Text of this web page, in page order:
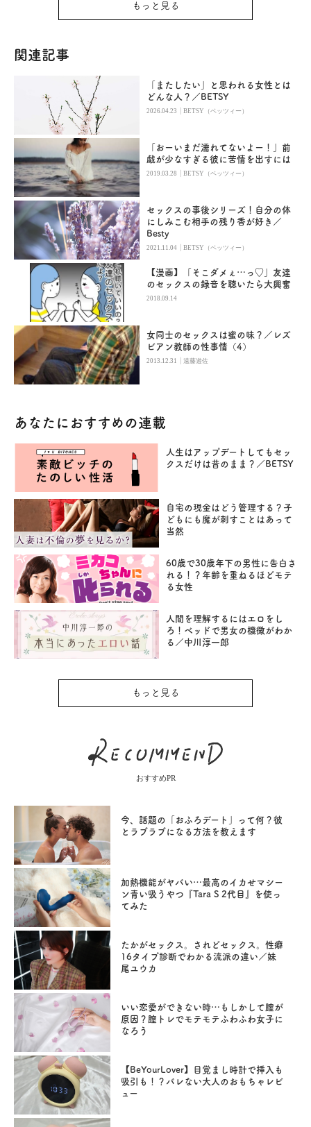
もっと見る
関連記事
「またしたい」と思われる女性とは
どんな人？／BETSY
2026.04.23 |BETSY（ベッツィー）
「おーいまだ濡れてないよー！」前
戯が少なすぎる彼に苦情を出すには
2019.03.28 |BETSY（ベッツィー）
セックスの事後シリーズ！自分の体
にしみこむ相手の残り香が好き／
Besty
2021.11.04 |BETSY（ベッツィー）
【漫画】「そこダメぇ…っ♡」友達
のセックスの録音を聴いたら大興奮
2018.09.14
女同士のセックスは蜜の味？／レズ
ビアン教師の性事情（4）
2013.12.31 |遠藤遊佐
あなたにおすすめの連載
人生はアップデートしてもセッ
クスだけは昔のまま？／BETSY
自宅の現金はどう管理する？子
どもにも魔が刺すことはあって
当然
60歳で30歳年下の男性に告白さ
れる！？年齢を重ねるほどモテ
る女性
人間を理解するにはエロをし
ろ！ベッドで男女の機微がわか
る／中川淳一郎
もっと見る
おすすめPR
今、話題の「おふろデート」って何？彼
とラブラブになる方法を教えます
加熱機能がヤバい…最高のイカせマシー
ン青い吸うやつ『Tara S 2代目』を使っ
てみた
たかがセックス。されどセックス。性癖
16タイプ診断でわかる流派の違い／妹
尾ユウカ
いい恋愛ができない時…もしかして膣が
原因？膣トレでモテモテふわふわ女子に
なろう
【BeYourLover】目覚まし時計で挿入も
吸引も！？バレない大人のおもちゃレビ
ュー